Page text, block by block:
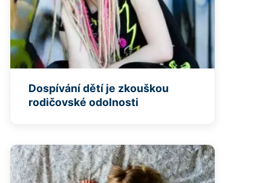
Dospívání dětí je zkouškou
rodičovské odolnosti